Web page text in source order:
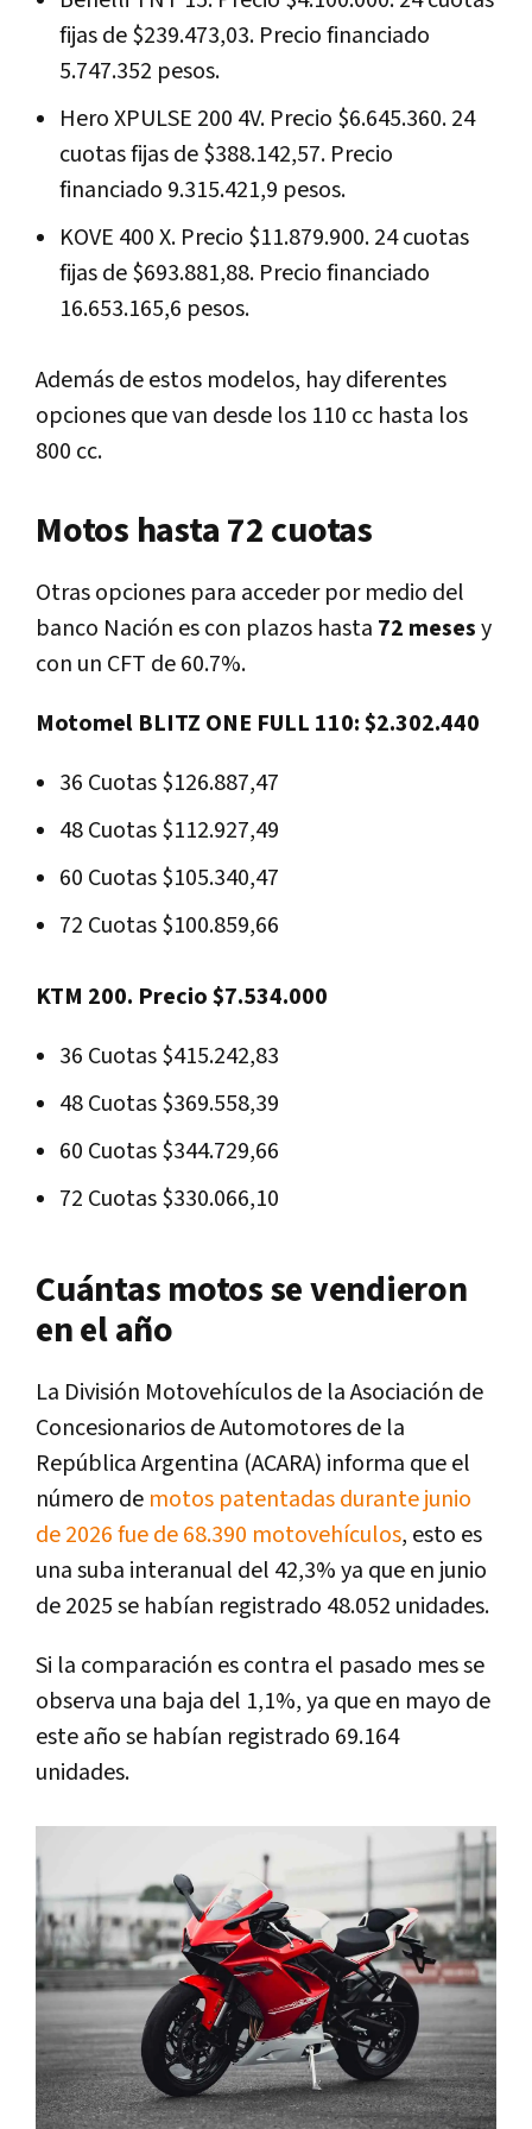
fijas de $239.473,03. Precio financiado
5.747.352 pesos.
Hero XPULSE 200 4V. Precio $6.645.360. 24
cuotas fijas de $388.142,57. Precio
financiado 9.315.421,9 pesos.
KOVE 400 X. Precio $11.879.900. 24 cuotas
fijas de $693.881,88. Precio financiado
16.653.165,6 pesos.
Además de estos modelos, hay diferentes
opciones que van desde los 110 cc hasta los
800 cc.
Motos hasta 72 cuotas
Otras opciones para acceder por medio del
banco Nación es con plazos hasta 72 mesesy
con un CFT de 60.7%.
Motomel BLITZ ONE FULL 110: $2.302.440
36 Cuotas $126.887,47
48 Cuotas $112.927,49
60 Cuotas $105.340,47
72 Cuotas $100.859,66
KTM 200. Precio $7.534.000
36 Cuotas $415.242,83
48 Cuotas $369.558,39
60 Cuotas $344.729,66
72 Cuotas $330.066,10
Cuántas motos se vendieron
en el año
La División Motovehículos de la Asociación de
Concesionarios de Automotores de la
República Argentina (ACARA) informa que el
número de motos patentadas durante junio
de 2026 fue de 68.390 motovehículos, esto es
una suba interanual del 42,3% ya que en junio
de 2025 se habían registrado 48.052 unidades.
Si la comparación es contra el pasado mes se
observa una baja del 1,1%, ya que en mayo de
este año se habían registrado 69.164
unidades.